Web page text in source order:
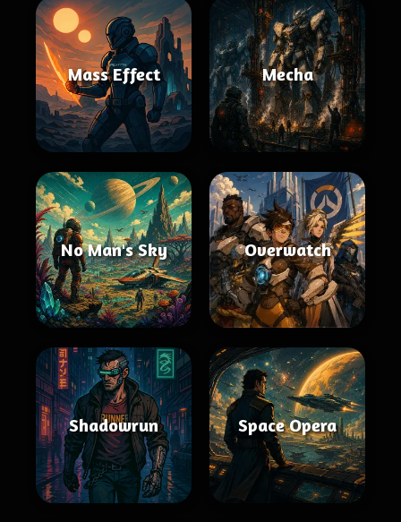
Mass Effect Mecha
No Man's Sky Overwatch
Shadowrun Space Opera